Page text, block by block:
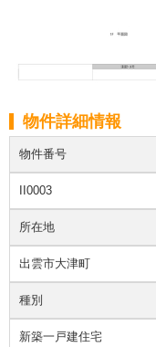
物件詳細情報
物件番号
II0003
所在地
出雲市大津町
種別
新築一戸建住宅